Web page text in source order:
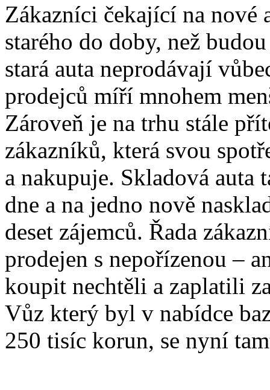
Zákazníci čekající na nové
starého do doby, než
stará auta neprodávají
prodejců míří mnohem
Zároveň je na trhu stále
zákazníků, která svou
a nakupuje. Skladová auta
dne a na jedno nově
deset zájemců. Řada
prodejen s nepořízenou –
koupit nechtěli a zaplatili
Vůz který byl v nabídce
250 tisíc korun, se nyní